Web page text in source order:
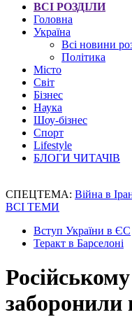
ВСІ РОЗДІЛИ
Головна
Україна
Всі новини
Політика
Місто
Світ
Бізнес
Наука
Шоу-бізнес
Спорт
Lifestyle
БЛОГИ ЧИТАЧІВ
СПЕЦТЕМА: Війна в
ВСІ ТЕМИ
Вступ України в ЄС
Теракт в Барселоні
заборонили